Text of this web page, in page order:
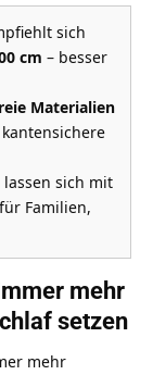
sich
cm – besser
Materialien
lassen sich mit
Familien,
mehr
setzen
mehr